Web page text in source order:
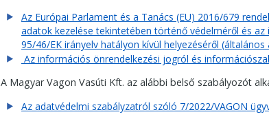
Az Európai Parlament és a Tanács (EU) 2016/679
adatok kezelése tekintetében történő védelméről és
95/46/EK irányelv hatályon kívül helyezéséről
Az információs önrendelkezési jogról és
A Magyar Vagon Vasúti Kft. az alábbi belső szabályozót
Az adatvédelmi szabályzatról szóló 7/2022/VAGON